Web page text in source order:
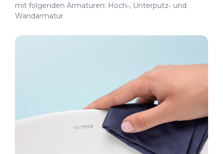
mit folgenden Armaturen: Hoch‑, Unterputz‑ und
Wandarmatur